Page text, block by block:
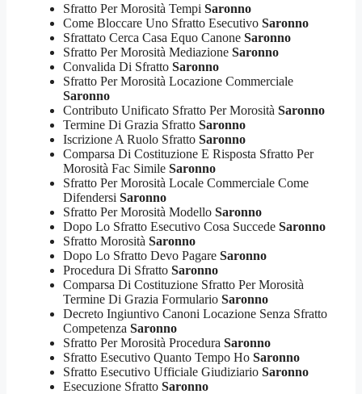
Sfratto Per Morosità Tempi Saronno
Come Bloccare Uno Sfratto Esecutivo Saronno
Sfrattato Cerca Casa Equo Canone Saronno
Sfratto Per Morosità Mediazione Saronno
Convalida Di Sfratto Saronno
Sfratto Per Morosità Locazione Commerciale
Saronno
Contributo Unificato Sfratto Per Morosità Saronno
Termine Di Grazia Sfratto Saronno
Iscrizione A Ruolo Sfratto Saronno
Comparsa Di Costituzione E Risposta Sfratto Per
Morosità Fac Simile Saronno
Sfratto Per Morosità Locale Commerciale Come
Difendersi Saronno
Sfratto Per Morosità Modello Saronno
Dopo Lo Sfratto Esecutivo Cosa Succede Saronno
Sfratto Morosità Saronno
Dopo Lo Sfratto Devo Pagare Saronno
Procedura Di Sfratto Saronno
Comparsa Di Costituzione Sfratto Per Morosità
Termine Di Grazia Formulario Saronno
Decreto Ingiuntivo Canoni Locazione Senza Sfratto
Competenza Saronno
Sfratto Per Morosità Procedura Saronno
Sfratto Esecutivo Quanto Tempo Ho Saronno
Sfratto Esecutivo Ufficiale Giudiziario Saronno
Esecuzione Sfratto Saronno